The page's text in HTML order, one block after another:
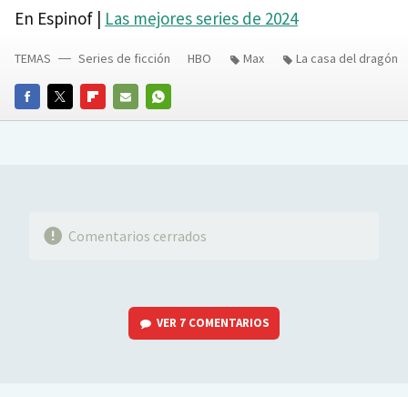
En Espinof | Las mejores series de 2024
FACEBOOKTWITTERFLIPBOARD
E-
WHATSAPP
TEMAS Series de ficción HBO Max La casa del dragón
Comentarios cerrados
VER 7 COMENTARIOS